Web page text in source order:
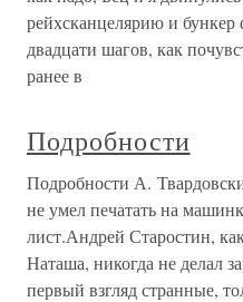
рейхсканцелярию и бункер
двадцати шагов, как
ранее в
Подробности
Подробности А.
не умел печатать на
лист.Андрей Старостин,
Наташа, никогда не делал
первый взгляд странные,